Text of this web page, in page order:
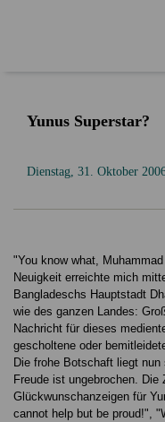
Yunus Superstar?
Dienstag, 31. Oktober
"You know what,
Neuigkeit erreichte mich
Bangladeschs Hauptstadt
wie des ganzen Landes:
Nachricht für dieses
gescholtene oder
Die frohe Botschaft liegt
Freude ist ungebrochen.
Glückwunschanzeigen für
cannot help but be proud!",